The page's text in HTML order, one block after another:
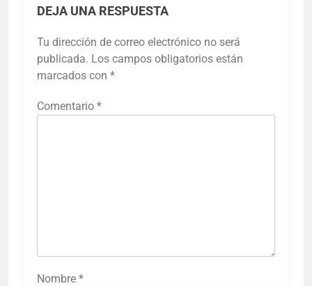
DEJA UNA RESPUESTA
Tu dirección de correo electrónico no será
publicada. Los campos obligatorios están
marcados con *
Comentario *
Nombre *